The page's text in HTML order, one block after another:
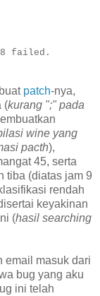
failed.
patch-nya,
(kurang ";" pada
wine yang
pacth),
45, serta
tiba (diatas jam 9
rendah
keyakinan
(hasil searching
email masuk dari
bug yang aku
ini telah